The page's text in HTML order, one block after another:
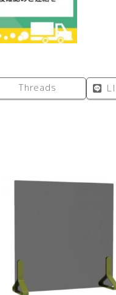
1260AC-
WH
個
Threads